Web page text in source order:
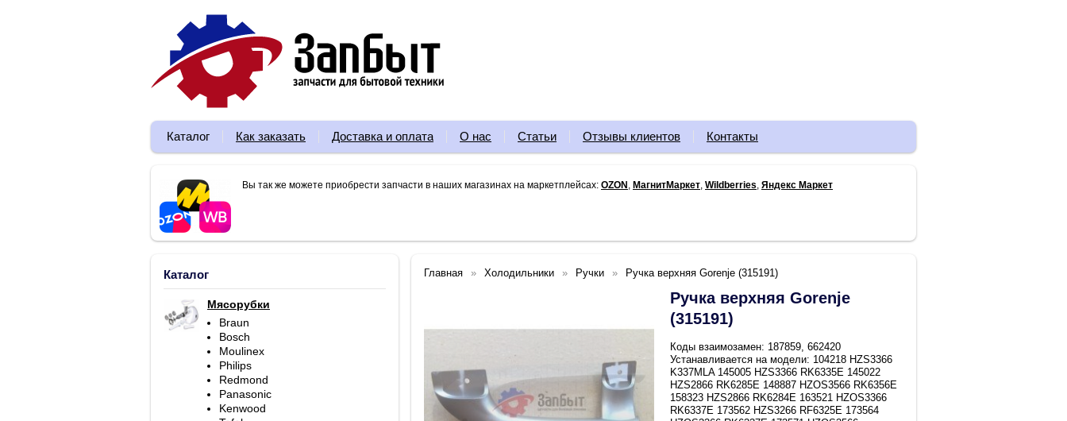
Каталог Как заказать Доставка и оплата О нас Статьи Отзывы клиентов Контакты
Вы так же можете приобрести запчасти в наших магазинах на маркетплейсах: OZON МагнитМаркет Wildberries Яндекс Маркет
Каталог
Мясорубки
Braun
Bosch
Moulinex
Philips
Redmond
Panasonic
Kenwood
Главная Холодильники Ручки Ручка верхняя Gorenje (315191)
Ручка верхняя Gorenje
(315191)
Коды взаимозамен: 187859, 662420
Устанавливается на модели: 104218 HZS3366
K337MLA 145005 HZS3366 RK6335E 145022
HZS2866 RK6285E 148887 HZOS3566 RK6356E
158323 HZS2866 RK6284E 163521 HZOS3366
RK6337E 173562 HZS3266 RF6325E 173564